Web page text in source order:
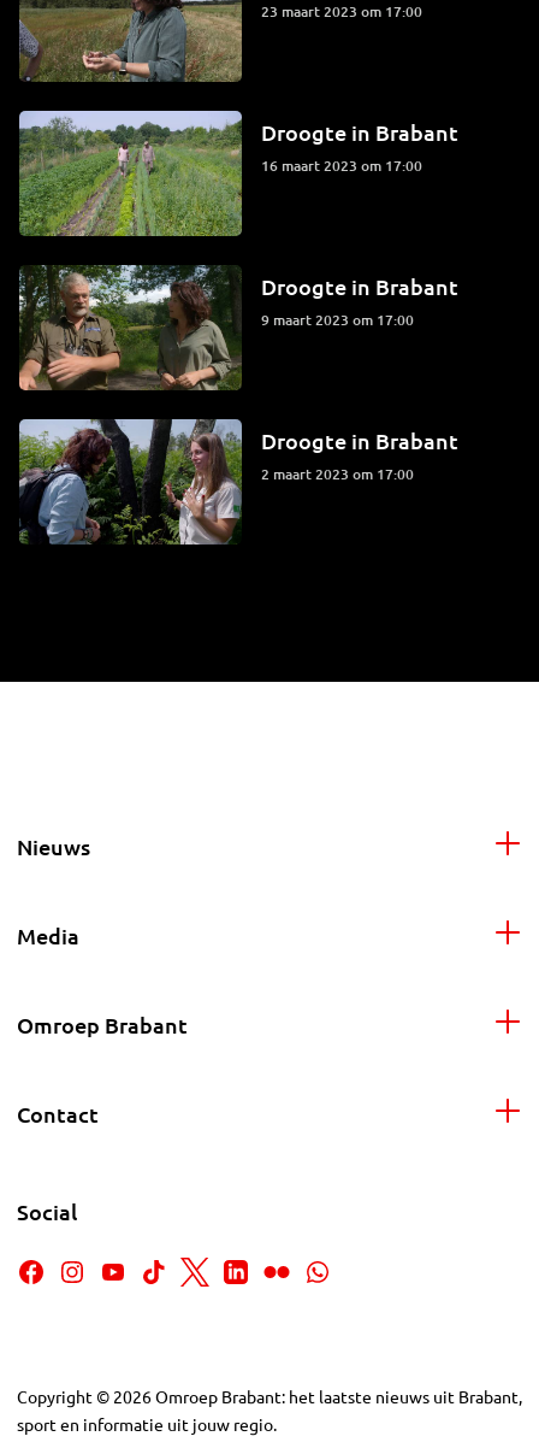
23 maart 2023 om 17:00
Droogte in Brabant
16 maart 2023 om 17:00
Droogte in Brabant
9 maart 2023 om 17:00
Droogte in Brabant
2 maart 2023 om 17:00
Nieuws
Media
Omroep Brabant
Contact
Social
Copyright © 2026Omroep Brabant: het laatste nieuws uit Brabant,
sport en informatie uit jouw regio.